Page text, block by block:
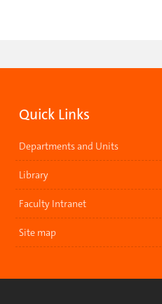
Quick Links
Departments and Units
Library
Faculty Intranet
Site map